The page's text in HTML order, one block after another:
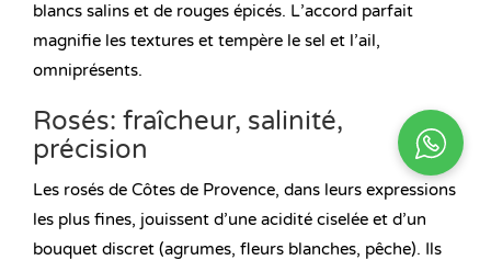
blancs salins et de rouges épicés. L’accord parfait
magnifie les textures et tempère le sel et l’ail,
omniprésents.
Rosés: fraîcheur, salinité,
précision
Les rosés de Côtes de Provence, dans leurs expressions
les plus fines, jouissent d’une acidité ciselée et d’un
bouquet discret (agrumes, fleurs blanches, pêche). Ils